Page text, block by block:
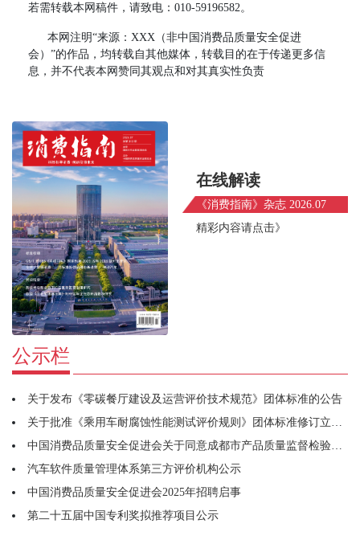
若需转载本网稿件，请致电：010-59196582。
本网注明“来源：XXX（非中国消费品质量安全促进
会）”的作品，均转载自其他媒体，转载目的在于传递更多信
息，并不代表本网赞同其观点和对其真实性负责
在线解读
《消费指南》杂志 2026.07
精彩内容请点击》
公示栏
关于发布《零碳餐厅建设及运营评价技术规范》团体标准的公告
关于批准《乘用车耐腐蚀性能测试评价规则》团体标准修订立项的通知
中国消费品质量安全促进会关于同意成都市产品质量监督检验研究院牵头筹建宠物用品工作委员会的函
汽车软件质量管理体系第三方评价机构公示
中国消费品质量安全促进会2025年招聘启事
第二十五届中国专利奖拟推荐项目公示